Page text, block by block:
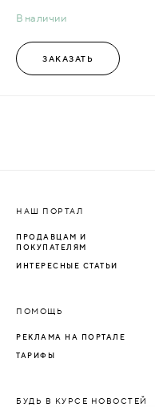
В наличии
ЗАКАЗАТЬ
НАШ ПОРТАЛ
ПРОДАВЦАМ И
ПОКУПАТЕЛЯМ
ИНТЕРЕСНЫЕ СТАТЬИ
ПОМОЩЬ
РЕКЛАМА НА ПОРТАЛЕ
ТАРИФЫ
БУДЬ В КУРСЕ НОВОСТЕЙ